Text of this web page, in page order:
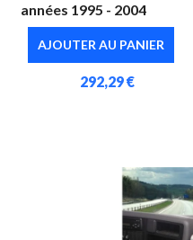
années 1995 - 2004
AJOUTER AU PANIER
292,29 €